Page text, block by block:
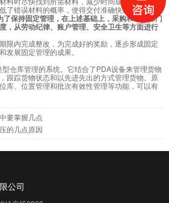
了错误材料的概率，使得交付准确快速达到
保持固定管理，在上述基础上，采购和采购部门
，从劳动纪律、账户管理、安全卫生等方面进行
限内完成整改，为完成好的奖励，逐步形成固定
发展固定管理的成果。
仓库管理的系统。它结合了PDA设备来管理货物
跟踪货物状态和以先进先出的方式管理货物。原
库、位置管理和批次有效性管理等功能，可以有
要掌握几点
的几点原因
公司